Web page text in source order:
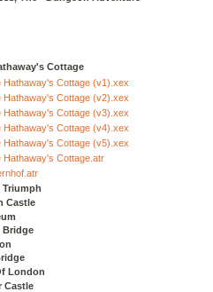
Cottage
Hathaway's Cottage (v1).xex
Hathaway's Cottage (v2).xex
Hathaway's Cottage (v3).xex
Hathaway's Cottage (v4).xex
Hathaway's Cottage (v5).xex
Hathaway's Cottage.atr
Triumph
Castle
Bridge
London
Castle